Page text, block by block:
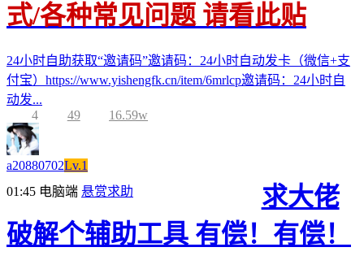
式/各种常见问题 请看此贴
24小时自助获取“邀请码”邀请码：24小时自动发卡（微信+支
付宝）https://www.yishengfk.cn/item/6mrlcp邀请码：24小时自
动发...
4
49 16.59w
a20880702Lv.1
01:45 电脑端 悬赏求助
求大佬
破解个辅助工具 有偿！有偿！